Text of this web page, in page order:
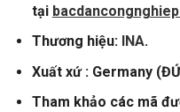
tại
Thương hiệu: INA.
Xuất xứ : Germany
Tham khảo các mã